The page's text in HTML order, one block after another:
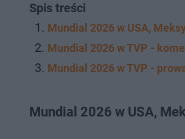
Spis treści
Mundial 2026 w USA,
Mundial 2026 w TVP -
Mundial 2026 w TVP -
Mundial 2026 w USA,